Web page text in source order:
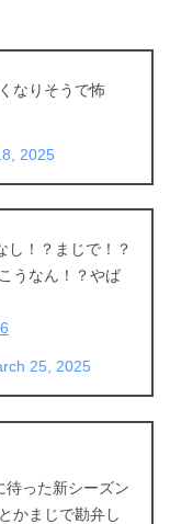
なりそうで怖
2025
し！？まじで！？
うなん！？やば
25, 2025
待った新シーズン
かまじで勘弁し